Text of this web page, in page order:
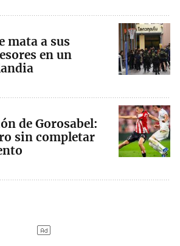
mata a sus
en un
de Gorosabel:
sin completar